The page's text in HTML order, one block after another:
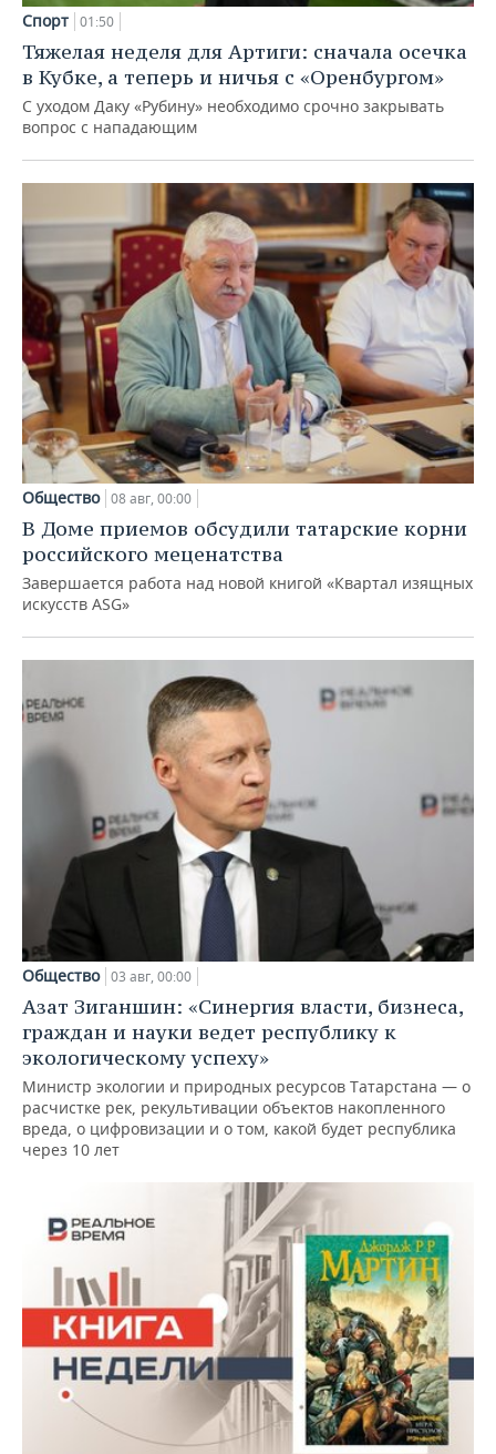
Спорт 01:50
Тяжелая неделя для Артиги: сначала осечка
в Кубке, а теперь и ничья с «Оренбургом»
С уходом Даку «Рубину» необходимо срочно закрывать
вопрос с нападающим
Общество 08 авг, 00:00
В Доме приемов обсудили татарские корни
российского меценатства
Завершается работа над новой книгой «Квартал изящных
искусств ASG»
Общество 03 авг, 00:00
Азат Зиганшин: «Синергия власти, бизнеса,
граждан и науки ведет республику к
экологическому успеху»
Министр экологии и природных ресурсов Татарстана — о
расчистке рек, рекультивации объектов накопленного
вреда, о цифровизации и о том, какой будет республика
через 10 лет